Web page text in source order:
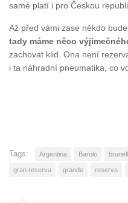
samé platí i pro Českou
Až před vámi zase někdo bude
tady máme něco
zachovat klid. Ona není
i ta náhradní pneumatika, co
Tags: Argentina Barolo
gran reserva grande reserva